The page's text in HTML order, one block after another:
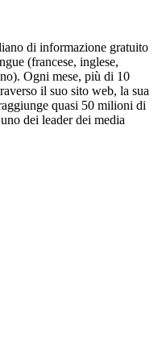
di informazione gratuito
(francese, inglese,
Ogni mese, più di 10
il suo sito web, la sua
quasi 50 milioni di
dei leader dei media